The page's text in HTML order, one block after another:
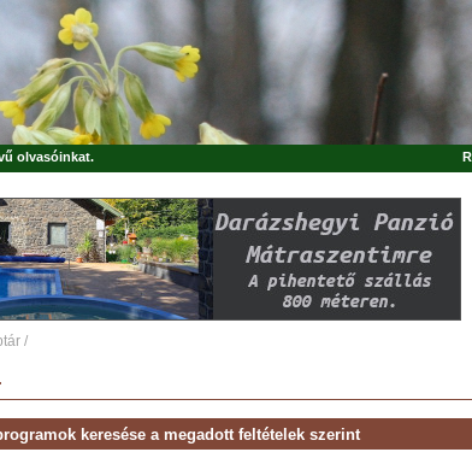
olvasóinkat.
/
keresése a megadott feltételek szerint